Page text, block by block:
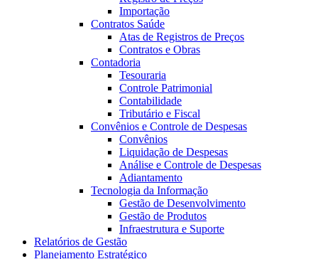
Importação
Contratos Saúde
Atas de Registros de Preços
Contratos e Obras
Contadoria
Tesouraria
Controle Patrimonial
Contabilidade
Tributário e Fiscal
Convênios e Controle de Despesas
Convênios
Liquidação de Despesas
Análise e Controle de Despesas
Adiantamento
Tecnologia da Informação
Gestão de Desenvolvimento
Gestão de Produtos
Infraestrutura e Suporte
Relatórios de Gestão
Planejamento Estratégico